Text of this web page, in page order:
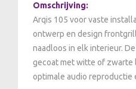
Omschrijving:
Arqis 105 voor vaste
ontwerp en design
naadloos in elk interieur.
gecoat met witte of zwarte
optimale audio reproductie